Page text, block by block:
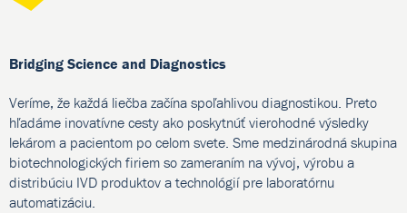
Bridging Science and Diagnostics
Veríme, že každá liečba začína spoľahlivou diagnostikou. Preto
hľadáme inovatívne cesty ako poskytnúť vierohodné výsledky
lekárom a pacientom po celom svete. Sme medzinárodná skupina
biotechnologických firiem so zameraním na vývoj, výrobu a
distribúciu IVD produktov a technológií pre laboratórnu
automatizáciu.